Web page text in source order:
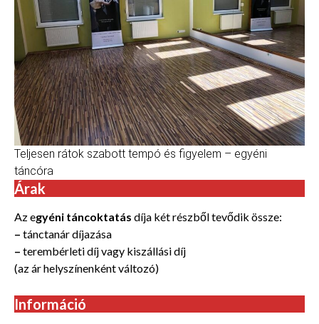
Teljesen rátok szabott tempó és figyelem – egyéni
táncóra
Árak
Az egyéni táncoktatás díja két részből tevődik össze:
– tánctanár díjazása
– terembérleti díj vagy kiszállási díj
(az ár helyszínenként változó)
Információ